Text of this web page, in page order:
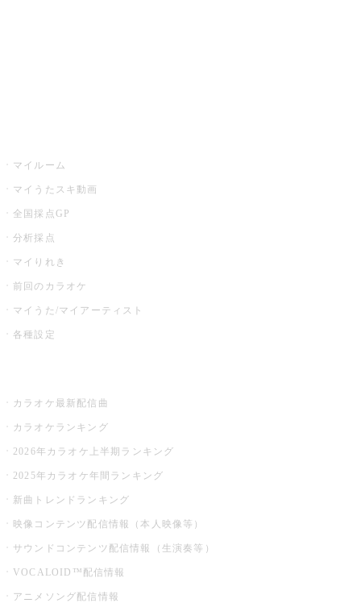
マイルーム
マイうたスキ動画
全国採点GP
分析採点
マイりれき
前回のカラオケ
マイうた/マイアーティスト
各種設定
カラオケ最新配信曲
カラオケランキング
2026年カラオケ上半期ランキング
2025年カラオケ年間ランキング
新曲トレンドランキング
映像コンテンツ配信情報（本人映像等）
サウンドコンテンツ配信情報（生演奏等）
VOCALOID™配信情報
アニメソング配信情報